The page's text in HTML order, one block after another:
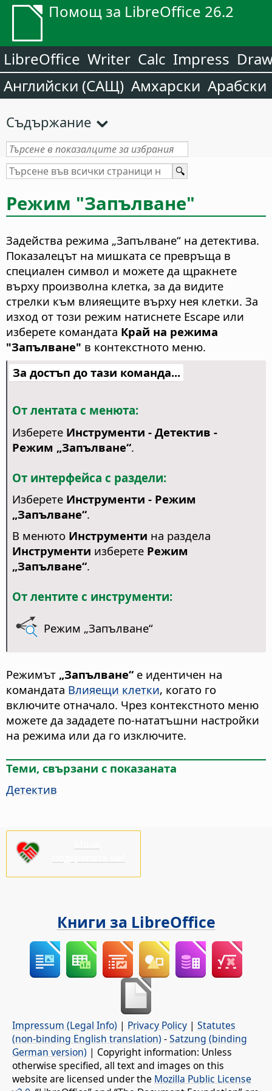
Помощ за LibreOffice 26.2
LibreOffice Writer Calc Impress
Английски (САЩ) Амхарски Арабски
Съдържание
Режим "Запълване"
Задейства режима „Запълване“ на детектива.
Показалецът на мишката се превръща в
специален символ и можете да щракнете
върху произволна клетка, за да видите
стрелки към влияещите върху нея клетки. За
изход от този режим натиснете Escape или
изберете командата Край на режима
"Запълване" в контекстното меню.
За достъп до тази команда...
От лентата с менюта:
Изберете Инструменти - Детектив -
Режим „Запълване“.
От интерфейса с раздели:
Изберете Инструменти - Режим
„Запълване“.
В менюто Инструменти на раздела
Инструменти изберете Режим
„Запълване“.
От лентите с инструменти:
Режим „Запълване“
Режимът „Запълване“ е идентичен на
командата Влияещи клетки, когато го
включите отначало. Чрез контекстното меню
можете да зададете по-нататъшни настройки
на режима или да го изключите.
Теми, свързани с показаната
Детектив
Книги за LibreOffice
Impressum (Legal Info) | Privacy Policy | Statutes
(non-binding English translation) -Satzung (binding
German version) | Copyright information: Unless
otherwise specified, all text and images on this
website are licensed under the Mozilla Public License